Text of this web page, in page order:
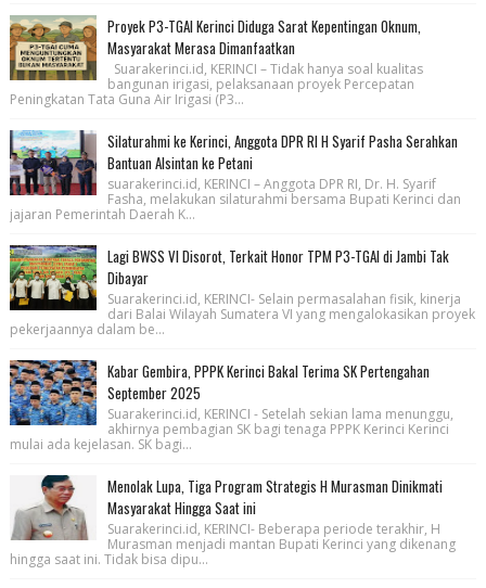
Proyek P3-TGAI Kerinci Diduga Sarat Kepentingan Oknum,
Masyarakat Merasa Dimanfaatkan
Suarakerinci.id, KERINCI – Tidak hanya soal kualitas
bangunan irigasi, pelaksanaan proyek Percepatan
Peningkatan Tata Guna Air Irigasi (P3...
Silaturahmi ke Kerinci, Anggota DPR RI H Syarif Pasha Serahkan
Bantuan Alsintan ke Petani
suarakerinci.id, KERINCI – Anggota DPR RI, Dr. H. Syarif
Fasha, melakukan silaturahmi bersama Bupati Kerinci dan
jajaran Pemerintah Daerah K...
Lagi BWSS VI Disorot, Terkait Honor TPM P3-TGAI di Jambi Tak
Dibayar
Suarakerinci.id, KERINCI- Selain permasalahan fisik, kinerja
dari Balai Wilayah Sumatera VI yang mengalokasikan proyek
pekerjaannya dalam be...
Kabar Gembira, PPPK Kerinci Bakal Terima SK Pertengahan
September 2025
Suarakerinci.id, KERINCI - Setelah sekian lama menunggu,
akhirnya pembagian SK bagi tenaga PPPK Kerinci Kerinci
mulai ada kejelasan. SK bagi...
Menolak Lupa, Tiga Program Strategis H Murasman Dinikmati
Masyarakat Hingga Saat ini
Suarakerinci.id, KERINCI- Beberapa periode terakhir, H
Murasman menjadi mantan Bupati Kerinci yang dikenang
hingga saat ini. Tidak bisa dipu...